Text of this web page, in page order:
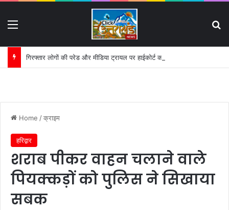
गिरफ्तार लोगों की परेड और मीडिया ट्रायल पर हाईकोर्ट का सख्त रुख:
Home /क्राइम
हरिद्वार
शराब पीकर वाहन चलाने वाले
पियक्कड़ों को पुलिस ने सिखाया
सबक